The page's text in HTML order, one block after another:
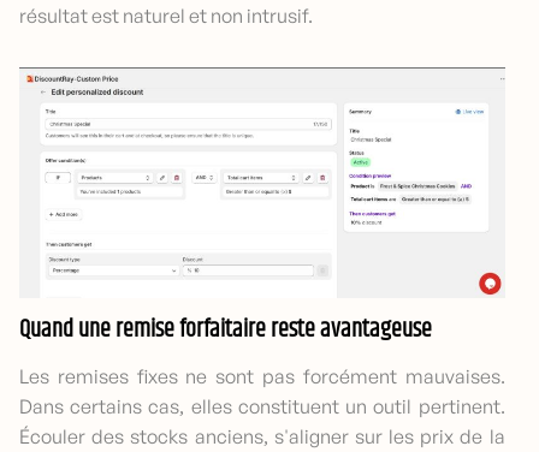
résultat est naturel et non intrusif.
Quand une remise forfaitaire reste avantageuse
Les remises fixes ne sont pas forcément mauvaises.
Dans certains cas, elles constituent un outil pertinent.
Écouler des stocks anciens, s'aligner sur les prix de la